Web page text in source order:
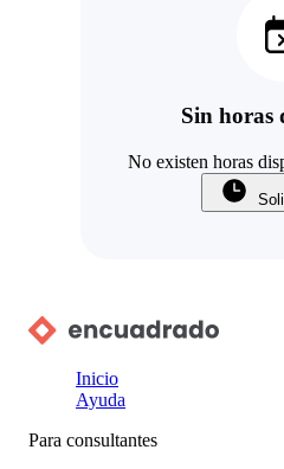
Sin horas
No existen horas
Inicio
Ayuda
Para consultantes